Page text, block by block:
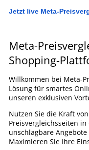
Jetzt live Meta-
Meta-
Shopping-
Willkommen bei Meta-
Lösung für smartes
unseren exklusiven
Nutzen Sie die Kraft
Preisvergleichsseiten in
unschlagbare
Maximieren Sie Ihre